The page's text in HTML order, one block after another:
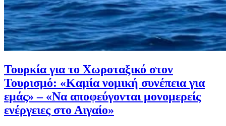
Τουρκία για το Χωροταξικό στον
Τουρισμό: «Καμία νομική συνέπεια για
εμάς» – «Να αποφεύγονται μονομερείς
ενέργειες στο Αιγαίο»